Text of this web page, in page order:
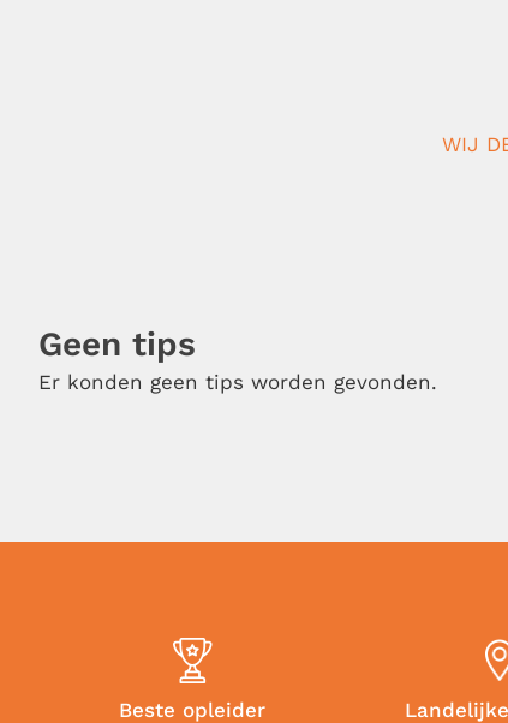
WIJ
Geen tips
Er konden geen tips worden gevonden.
Beste opleider